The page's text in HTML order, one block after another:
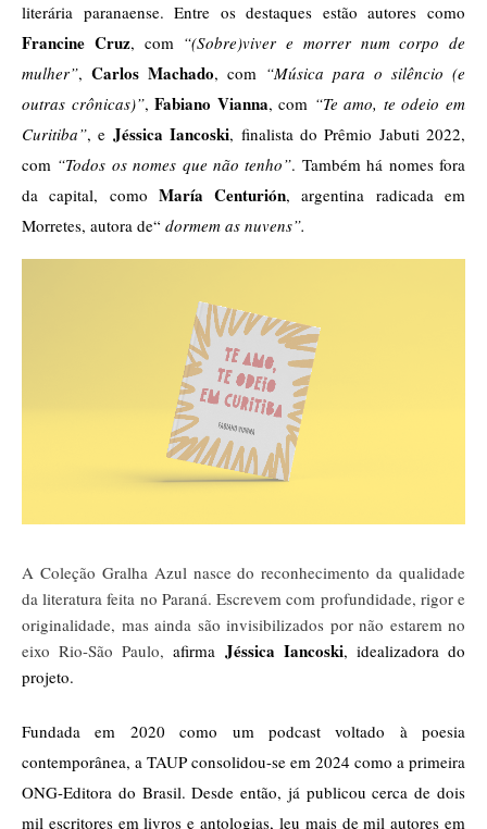
Francine Cruz, com “(Sobre)viver e morrer num corpo de
mulher”, Carlos Machado, com “Música para o silêncio (e
outras crônicas)”, Fabiano Vianna, com “Te amo, te odeio em
Curitiba”, e Jéssica Iancoski, finalista do Prêmio Jabuti 2022,
com “Todos os nomes que não tenho”. Também há nomes fora
da capital, como María Centurión, argentina radicada em
Morretes, autora de“ dormem as nuvens”.
A Coleção Gralha Azul nasce do reconhecimento da qualidade
da literatura feita no Paraná. Escrevem com profundidade, rigor e
originalidade, mas ainda são invisibilizados por não estarem no
eixo Rio-São Paulo, afirma Jéssica Iancoski, idealizadora do
projeto.
Fundada em 2020 como um podcast voltado à poesia
contemporânea, a TAUP consolidou-se em 2024 como a primeira
ONG-Editora do Brasil. Desde então, já publicou cerca de dois
mil escritores em livros e antologias, leu mais de mil autores em